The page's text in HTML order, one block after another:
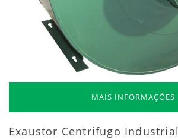
MAIS INFORMAÇÕES
Exaustor Centrifugo Industrial